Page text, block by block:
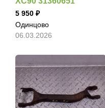
5 950
Одинцово
06.03.2026